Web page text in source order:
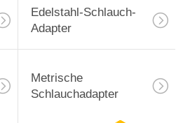
Edelstahl-Schlauch-
Adapter
Metrische
Schlauchadapter